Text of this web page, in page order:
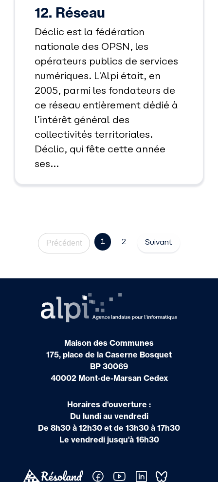
12. Réseau
Déclic est la fédération
nationale des OPSN, les
opérateurs publics de services
numériques. L'Alpi était, en
2005, parmi les fondateurs de
ce réseau entièrement dédié à
l’intérêt général des
collectivités territoriales.
Déclic, qui fête cette année
ses...
Précédent 1 2 Suivant
Maison des Communes
175, place de la Caserne Bosquet
BP 30069
40002 Mont-de-Marsan Cedex
Horaires d'ouverture :
Du lundi au vendredi
De 8h30 à 12h30 et de 13h30 à 17h30
Le vendredi jusqu'à 16h30